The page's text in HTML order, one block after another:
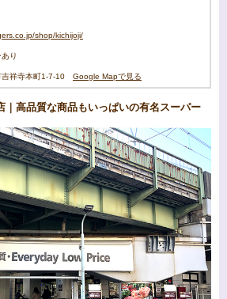
shop/kichijoji/
り
吉祥寺本町1-7-10 Google Mapで見る
｜高品質な商品もいっぱいの有名スーパー